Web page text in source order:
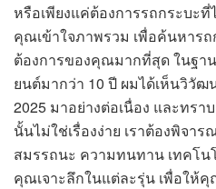
หรือเพียงแค่ต้องการรถกระบะที่
คุณเข้าใจภาพรวม เพื่อค้นหาร
ต้องการของคุณมากที่สุด ในฐา
ยนต์มากว่า 10 ปี ผมได้เห็นวิวั
2025 มาอย่างต่อเนื่อง และทรา
นั้นไม่ใช่เรื่องง่าย เราต้องพิจา
สมรรถนะ ความทนทาน เทคโน
คุณเจาะลึกในแต่ละรุ่น เพื่อให้